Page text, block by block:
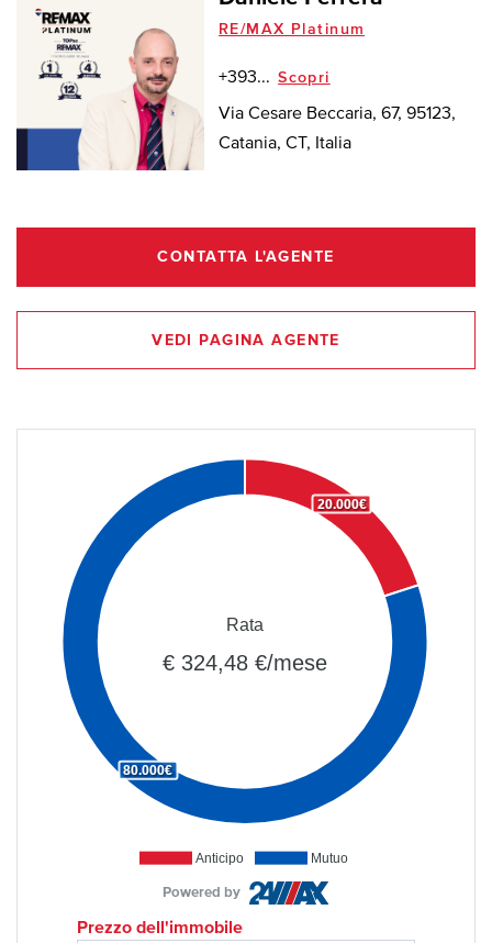
RE/MAX Platinum
+393... Scopri
Via Cesare Beccaria, 67, 95123,
Catania, CT, Italia
CONTATTA L'AGENTE
VEDI PAGINA AGENTE
Anticipo Mutuo
20.000€
80.000€
Rata
€ 324,48 €/mese
Powered by
Prezzo dell'immobile